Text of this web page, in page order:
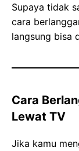
Supaya tidak
cara
langsung bisa
Cara
Lewat TV
Jika kamu